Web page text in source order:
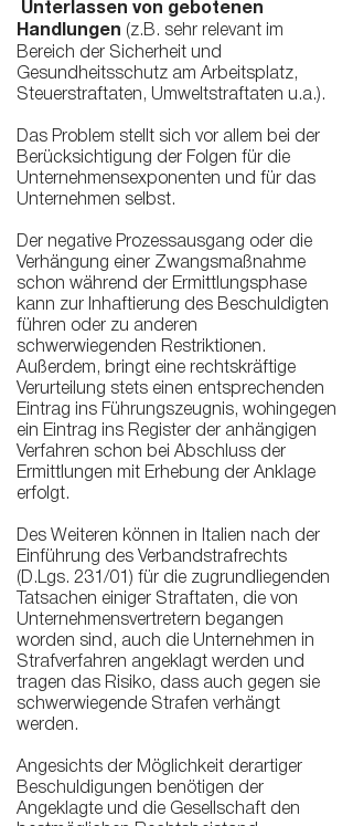
Unterlassen von gebotenen
Handlungen (z.B. sehr relevant im
Bereich der Sicherheit und
Gesundheitsschutz am Arbeitsplatz,
Steuerstraftaten, Umweltstraftaten u.a.).
Das Problem stellt sich vor allem bei der
Berücksichtigung der Folgen für die
Unternehmensexponenten und für das
Unternehmen selbst.
Der negative Prozessausgang oder die
Verhängung einer Zwangsmaßnahme
schon während der Ermittlungsphase
kann zur Inhaftierung des Beschuldigten
führen oder zu anderen
schwerwiegenden Restriktionen.
Außerdem, bringt eine rechtskräftige
Verurteilung stets einen entsprechenden
Eintrag ins Führungszeugnis, wohingegen
ein Eintrag ins Register der anhängigen
Verfahren schon bei Abschluss der
Ermittlungen mit Erhebung der Anklage
erfolgt.
Des Weiteren können in Italien nach der
Einführung des Verbandstrafrechts
(D.Lgs. 231/01) für die zugrundliegenden
Tatsachen einiger Straftaten, die von
Unternehmensvertretern begangen
worden sind, auch die Unternehmen in
Strafverfahren angeklagt werden und
tragen das Risiko, dass auch gegen sie
schwerwiegende Strafen verhängt
werden.
Angesichts der Möglichkeit derartiger
Beschuldigungen benötigen der
Angeklagte und die Gesellschaft den